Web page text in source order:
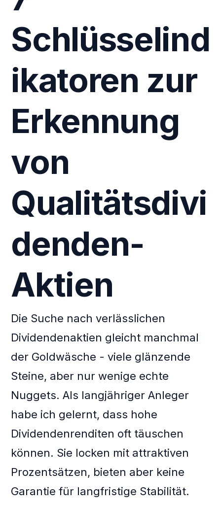
Schlüsselind
ikatoren zur
Erkennung
von
Qualitätsdivi
denden-
Aktien
Die Suche nach verlässlichen
Dividendenaktien gleicht manchmal
der Goldwäsche - viele glänzende
Steine, aber nur wenige echte
Nuggets. Als langjähriger Anleger
habe ich gelernt, dass hohe
Dividendenrenditen oft täuschen
können. Sie locken mit attraktiven
Prozentsätzen, bieten aber keine
Garantie für langfristige Stabilität.